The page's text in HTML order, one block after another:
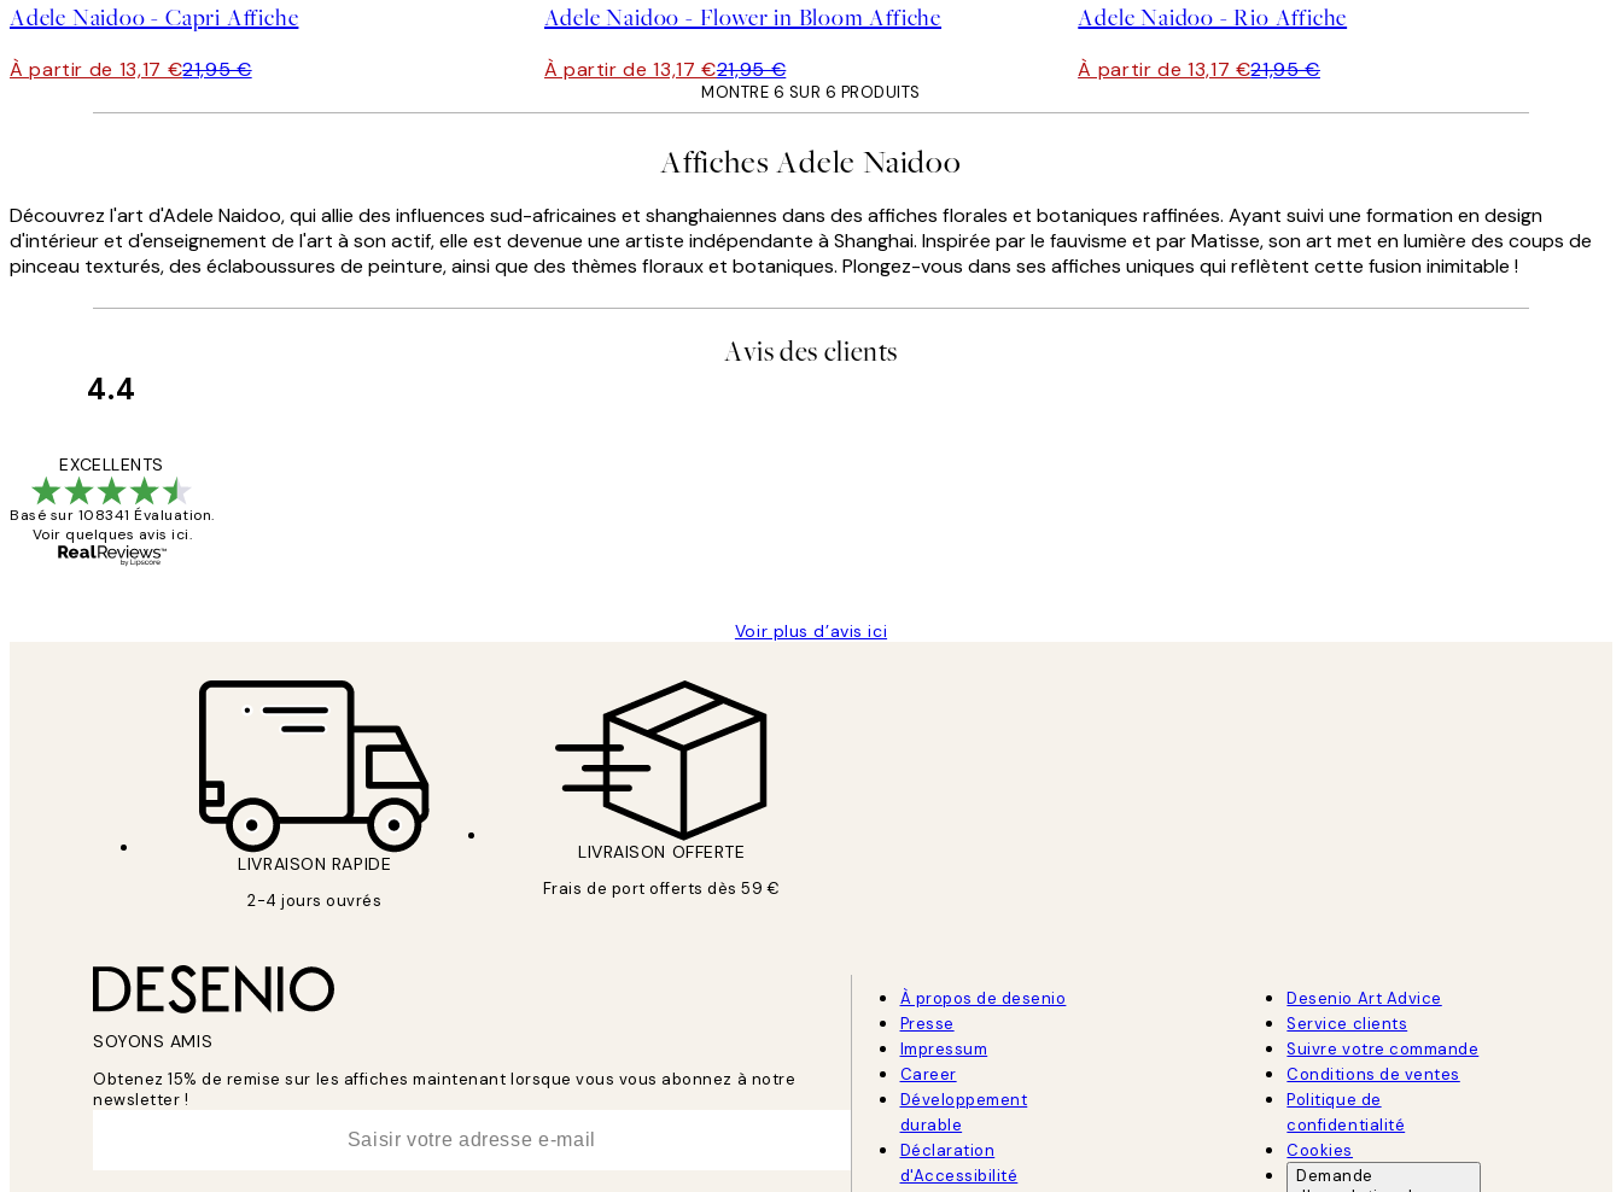
Adele Naidoo - Capri Affiche
À partir de 13,17 €21,95 €
Adele Naidoo - Flower in Bloom Affiche
À partir de 13,17 €21,95 €
Adele Naidoo - Rio Affiche
À partir de 13,17 €21,95 €
MONTRE 6 SUR 6 PRODUITS
Affiches Adele Naidoo
Découvrez l'art d'Adele Naidoo, qui allie des influences sud-africaines et shanghaiennes dans des affiches florales et botaniques raffinées. Ayant suivi une formation en design
d'intérieur et d'enseignement de l'art à son actif, elle est devenue une artiste indépendante à Shanghai. Inspirée par le fauvisme et par Matisse, son art met en lumière des coups de
pinceau texturés, des éclaboussures de peinture, ainsi que des thèmes floraux et botaniques. Plongez-vous dans ses affiches uniques qui reflètent cette fusion inimitable !
Avis des clients
4.4
EXCELLENTS
Basé sur 108341 Évaluation.
Voir quelques avis ici.
Voir plus d’avis ici
LIVRAISON RAPIDE
2-4 jours ouvrés
LIVRAISON OFFERTE
Frais de port offerts dès 59 €
SOYONS AMIS
Obtenez 15% de remise sur les affiches maintenant lorsque vous vous abonnez à notre
newsletter !
À propos de desenio
Presse
Impressum
Career
Développement
durable
Déclaration
d'Accessibilité
Desenio Art Advice
Service clients
Suivre votre commande
Conditions de ventes
Politique de
confidentialité
Cookies
Demande